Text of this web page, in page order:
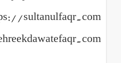
sultanulfaqr.com